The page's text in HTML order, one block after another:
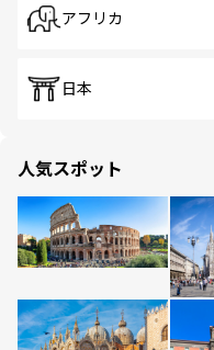
アフリカ
日本
人気スポット